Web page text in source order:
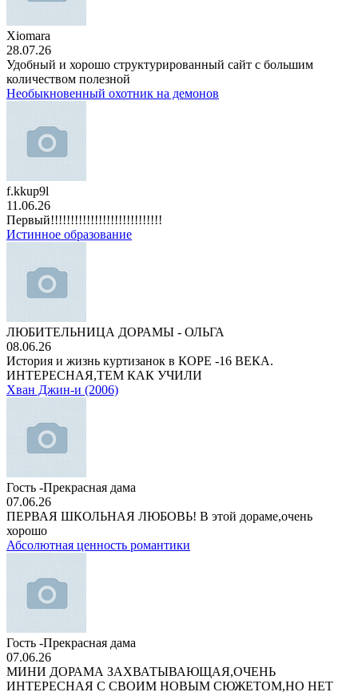
Xiomara
28.07.26
Удобный и хорошо структурированный сайт с большим
количеством полезной
Необыкновенный охотник на демонов
f.kkup9l
11.06.26
Первый!!!!!!!!!!!!!!!!!!!!!!!!!!!!
Истинное образование
ЛЮБИТЕЛЬНИЦА ДОРАМЫ - ОЛЬГА
08.06.26
История и жизнь куртизанок в КОРЕ -16 ВЕКА.
ИНТЕРЕСНАЯ,ТЕМ КАК УЧИЛИ
Хван Джин-и (2006)
Гость -Прекрасная дама
07.06.26
ПЕРВАЯ ШКОЛЬНАЯ ЛЮБОВЬ! В этой дораме,очень
хорошо
Абсолютная ценность романтики
Гость -Прекрасная дама
07.06.26
МИНИ ДОРАМА ЗАХВАТЫВАЮЩАЯ,ОЧЕНЬ
ИНТЕРЕСНАЯ С СВОИМ НОВЫМ СЮЖЕТОМ,НО НЕТ